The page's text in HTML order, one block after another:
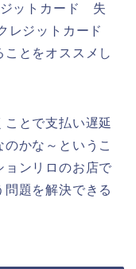
ジットカード 失
レジットカード
とをオススメし
とで支払い遅延
かな～というこ
ョンリロのお店で
題を解決できる